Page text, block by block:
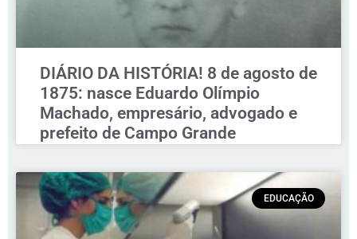
DIÁRIO DA HISTÓRIA! 8 de agosto de
1875: nasce Eduardo Olímpio
Machado, empresário, advogado e
prefeito de Campo Grande
EDUCAÇÃO